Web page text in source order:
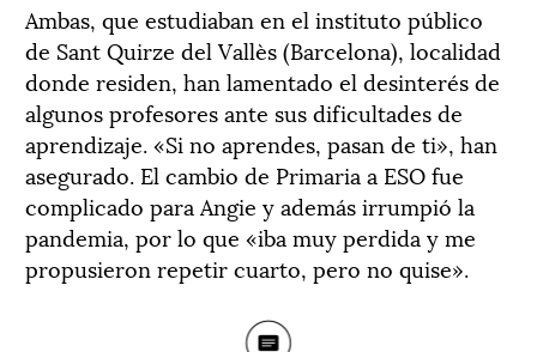
Ambas, que estudiaban en el instituto público
de Sant Quirze del Vallès (Barcelona), localidad
donde residen, han lamentado el desinterés de
algunos profesores ante sus dificultades de
aprendizaje. «Si no aprendes, pasan de ti», han
asegurado. El cambio de Primaria a ESO fue
complicado para Angie y además irrumpió la
pandemia, por lo que «iba muy perdida y me
propusieron repetir cuarto, pero no quise».